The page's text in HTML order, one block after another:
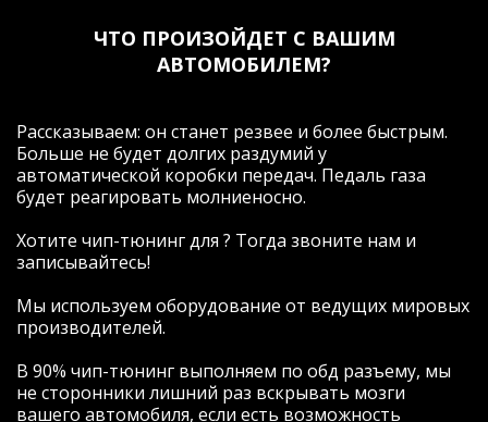
ограниченность доступной информации
по этой теме. Изучая вопрос, открыл для
себя тот факт,что комплектация "Limited
оказывается не дает возможность
пользоваться интересными и нужными с
точки зрения комфорта опциями, и этот
факт "дискриминации" известного
новых авто в России подтолкнул меня к
еще более глубокому изучению вопроса.
общения, в том числе с теми, кто пытался
навязывать только свое видение
заниматься индивидуальными
настройками опций, я, в итоге,
ЧТО ПРОИЗОЙДЕТ С ВАШИМ
АВТОМОБИЛЕМ?
Рассказываем: он станет резвее и более быстрым.
Больше не будет долгих раздумий у
автоматической коробки передач. Педаль газа
будет реагировать молниеносно.
Хотите чип-тюнинг для ? Тогда звоните нам и
записывайтесь!
Мы используем оборудование от ведущих мировых
производителей.
В 90% чип-тюнинг выполняем по обд разъему, мы
не сторонники лишний раз вскрывать мозги
вашего автомобиля, если есть возможность